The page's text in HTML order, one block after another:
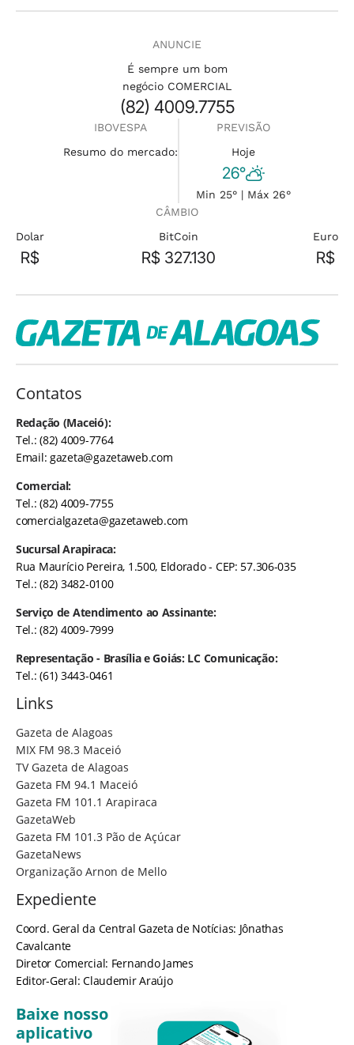
ANUNCIE
É sempre um bom
negócio COMERCIAL
(82) 4009.7755
IBOVESPA
Resumo do mercado:
PREVISÃO
Hoje
26°
Min 25° | Máx 26°
CÂMBIO
Dolar
R$
BitCoin
R$ 327.130
Euro
R$
Contatos
Redação (Maceió):
Tel.: (82) 4009-7764
Email:gazeta@gazetaweb.com
Comercial:
Tel.: (82) 4009-7755
comercialgazeta@gazetaweb.com
Sucursal Arapiraca:
Rua Maurício Pereira, 1.500, Eldorado - CEP: 57.306-035
Tel.: (82) 3482-0100
Serviço de Atendimento ao Assinante:
Tel.: (82) 4009-7999
Representação - Brasília e Goiás: LC Comunicação:
Tel.: (61) 3443-0461
Links
Gazeta de Alagoas
MIX FM 98.3 Maceió
TV Gazeta de Alagoas
Gazeta FM 94.1 Maceió
Gazeta FM 101.1 Arapiraca
GazetaWeb
Gazeta FM 101.3 Pão de Açúcar
GazetaNews
Organização Arnon de Mello
Expediente
Coord. Geral da Central Gazeta de Notícias: Jônathas
Cavalcante
Diretor Comercial: Fernando James
Editor-Geral: Claudemir Araújo
Baixe nosso
aplicativo